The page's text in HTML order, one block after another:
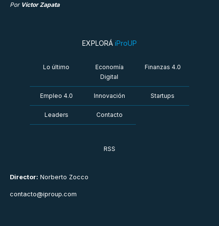
Por Víctor Zapata
Director: Norberto Zocco
contacto@iproup.com
EXPLORÁ iProUP
Lo último
Economía
Digital
Finanzas 4.0
Empleo 4.0 Innovación Startups
Leaders Contacto
RSS